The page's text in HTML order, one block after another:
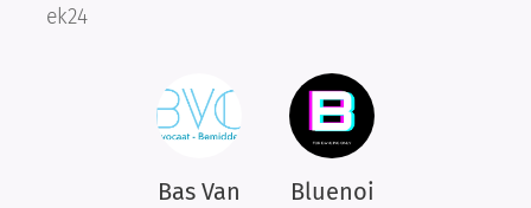
ek24
Bas Van
Bluenoi